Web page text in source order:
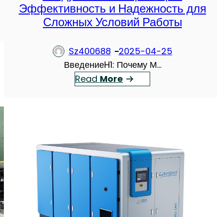
с
л
н
ы
е
о
в
Эффективность и Надежность для
Сложных Условий Работы
Sz400688
2025-04-25
ВведениеH1: Почему М…
Read More ：
e
A
М